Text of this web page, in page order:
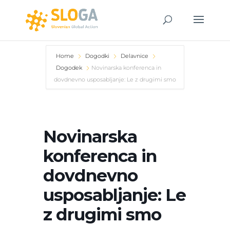
Home Dogodki
Delavnice
Dogodek
Novinarska konferenca in
dovdnevno usposabljanje: Le z drugimi smo
Novinarska
konferenca in
dovdnevno
usposabljanje: Le
z drugimi smo